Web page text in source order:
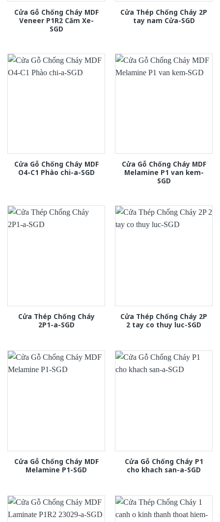
Cửa Gỗ Chống Cháy MDF
Veneer P1R2 Căm Xe-
SGD
Cửa Thép Chống Cháy 2P
tay nam Cửa-SGD
Cửa Gỗ Chống Cháy MDF
O4-C1 Phào chi-a-SGD
Cửa Gỗ Chống Cháy MDF
Melamine P1 van kem-
SGD
Cửa Thép Chống Cháy
2P1-a-SGD
Cửa Thép Chống Cháy 2P
2 tay co thuy luc-SGD
Cửa Gỗ Chống Cháy MDF
Melamine P1-SGD
Cửa Gỗ Chống Cháy P1
cho khach san-a-SGD